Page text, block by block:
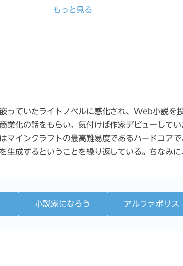
もっと見る
っていたライトノベルに感化され、Web小説を
業化の話をもらい、気付けば作家デビューして
マインクラフトの最高難易度であるハードコア
生成するということを繰り返している。ちなみ
小説家になろう アルファポリス